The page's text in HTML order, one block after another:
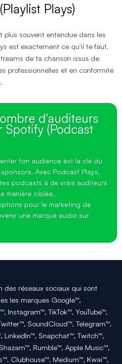
Plays)
plus souvent entendue dans les
est exactement ce qu'il te faut.
de ta chanson issus de
professionnelles et en conformité
d'auditeurs
Spotify (Podcast
ton audience est la clé du
Avec Podcast Plays,
podcasts à de vrais auditeurs
manière ciblée.
pour le marketing de
une marque audio sur
des réseaux sociaux qui sont
les marques Google™,
Instagram™, TikTok™, YouTube™,
SoundCloud™, Telegram™,
LinkedIn™, Snapchat™, Twitch™,
Rumble™, Apple Music™,
Clubhouse™, Medium™, Kwai™,